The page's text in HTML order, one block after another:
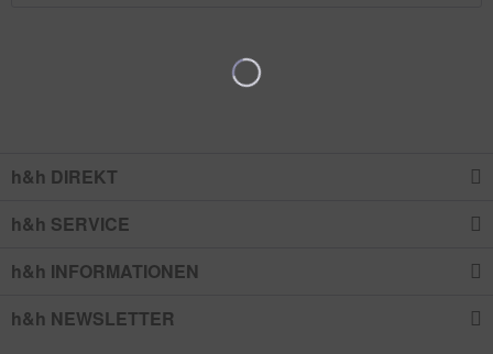
h&h DIREKT
h&h SERVICE
h&h INFORMATIONEN
h&h NEWSLETTER